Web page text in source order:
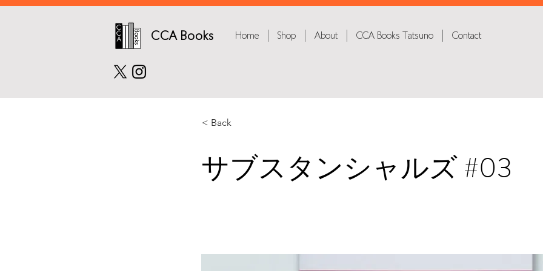
CCA Books Home Shop About CCA Books Tatsuno Contact
< Back
サブスタンシャルズ #03